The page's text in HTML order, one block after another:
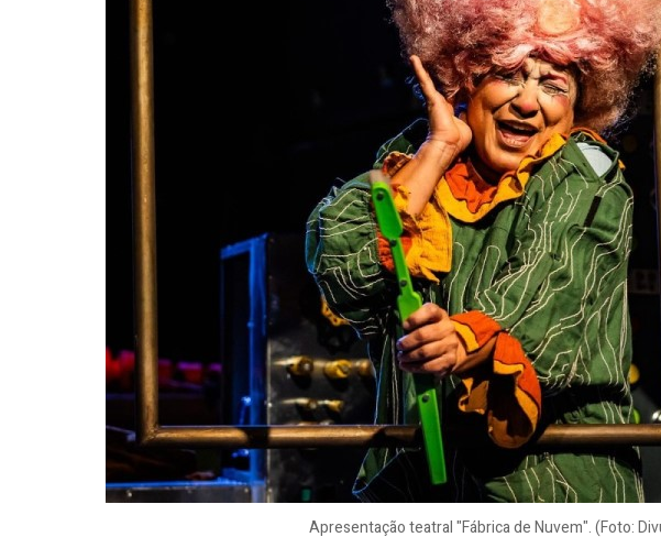
Apresentação teatral "Fábrica de Nuvem". (Foto: